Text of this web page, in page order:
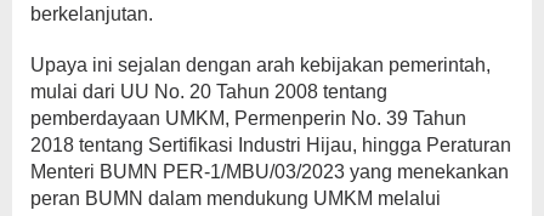
berkelanjutan.
Upaya ini sejalan dengan arah kebijakan pemerintah,
mulai dari UU No. 20 Tahun 2008 tentang
pemberdayaan UMKM, Permenperin No. 39 Tahun
2018 tentang Sertifikasi Industri Hijau, hingga Peraturan
Menteri BUMN PER-1/MBU/03/2023 yang menekankan
peran BUMN dalam mendukung UMKM melalui